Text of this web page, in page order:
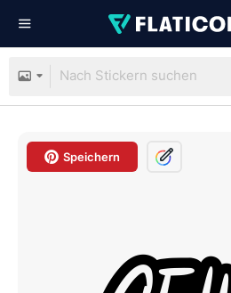
Speichern